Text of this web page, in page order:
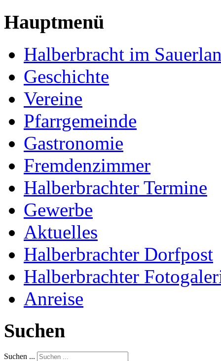
Hauptmenü
Halberbracht im
Geschichte
Vereine
Pfarrgemeinde
Gastronomie
Fremdenzimmer
Halberbrachter Termine
Gewerbe
Aktuelles
Halberbrachter Dorfpost
Halberbrachter
Anreise
Suchen
Suchen ...